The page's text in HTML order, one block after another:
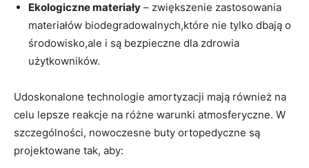
Ekologiczne materiały – zwiększenie zastosowania
materiałów biodegradowalnych,które nie tylko dbają o
środowisko,ale i są bezpieczne dla zdrowia
użytkowników.
Udoskonalone technologie amortyzacji mają również na
celu lepsze reakcje na różne warunki atmosferyczne. W
szczególności, nowoczesne buty ortopedyczne są
projektowane tak, aby: